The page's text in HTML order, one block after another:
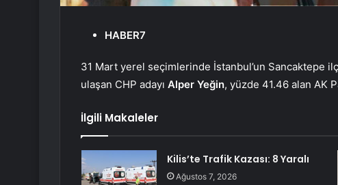
HABER7
31 Mart yerel seçimlerinde İstanbul’un Sancaktepe
ulaşan CHP adayı Alper Yeğin, yüzde 41.46 alan AK
İlgili Makaleler
Kilis’te Trafik Kazası: 8 Yaralı
Ağustos 7, 2026